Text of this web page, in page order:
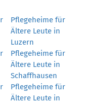
Pflegeheime für
Ältere Leute in
Luzern
Pflegeheime für
Ältere Leute in
Schaffhausen
Pflegeheime für
Ältere Leute in